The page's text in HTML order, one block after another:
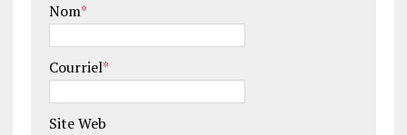
Nom*
Courriel*
Site Web